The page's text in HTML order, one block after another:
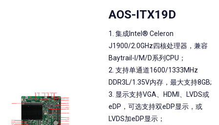
AOS-ITX19D
1. 集成Intel® Celeron
J1900/2.0GHz四核处理器，兼容
Baytrail-I/M/D系列CPU；
2. 支持单通道1600/1333MHz
DDR3L/1.35V内存，最大支持8GB;
3. 显示支持VGA、HDMI、LVDS或
eDP，可选支持双eDP显示，或
LVDS加eDP显示；